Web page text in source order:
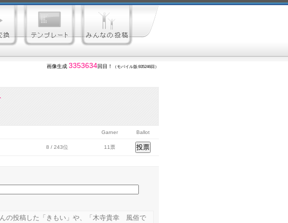
画像生成 3353634回目！ （モバイル版:935246回）
Garner Ballot
8 / 243位 11票
の投稿した「きもい」や、「木寺貴幸 風俗で